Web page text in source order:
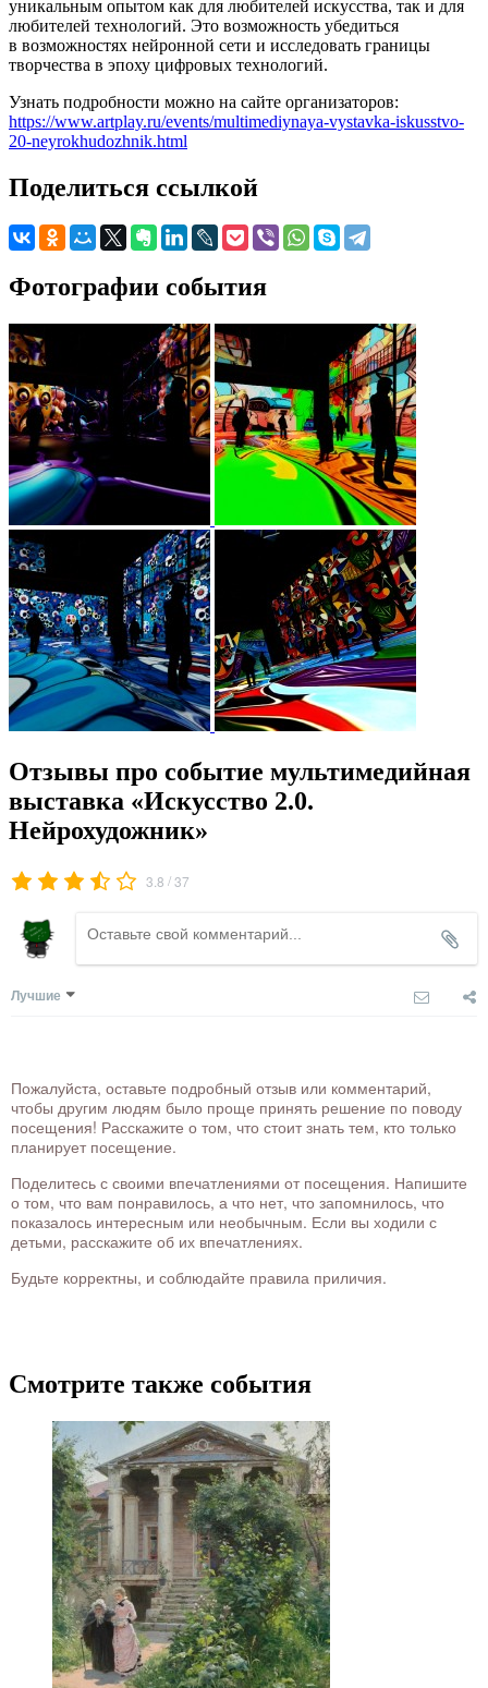
уникальным опытом как для любителей искусства, так и для
любителей технологий. Это возможность убедиться
в возможностях нейронной сети и исследовать границы
творчества в эпоху цифровых технологий.
Узнать подробности можно на сайте организаторов:
https://www.artplay.ru/events/multimediynaya-vystavka-iskusstvo-
20-neyrokhudozhnik.html
Поделиться ссылкой
Фотографии события
Отзывы про событие мультимедийная
выставка «Искусство 2.0.
Нейрохудожник»
3.8 /37
Лучшие
Пожалуйста, оставьте подробный отзыв или комментарий,
чтобы другим людям было проще принять решение по поводу
посещения! Расскажите о том, что стоит знать тем, кто только
планирует посещение.
Поделитесь с своими впечатлениями от посещения. Напишите
о том, что вам понравилось, а что нет, что запомнилось, что
показалось интересным или необычным. Если вы ходили с
детьми, расскажите об их впечатлениях.
Будьте корректны, и соблюдайте правила приличия.
Смотрите также события